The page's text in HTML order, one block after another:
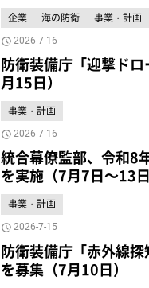
企業 海の防衛 事業・計画
2026-7-16
防衛装備庁「迎撃ド
月15日）
事業・計画
2026-7-16
統合幕僚監部、令和8
を実施（7月7日～13日
事業・計画
2026-7-15
防衛装備庁「赤外線
を募集（7月10日）